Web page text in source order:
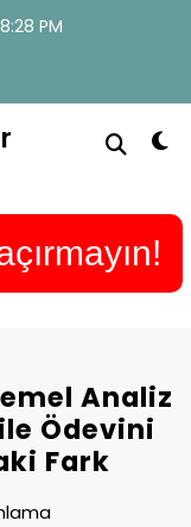
PM
Analiz
Ödevini
Fark